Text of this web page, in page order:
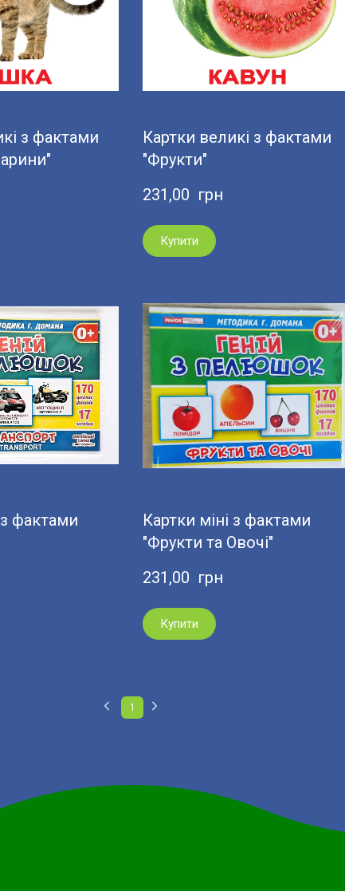
з фактами
Картки великі з фактами
"Фрукти"
231,00  грн
Купити
з фактами
Картки міні з фактами
"Фрукти та Овочі"
231,00  грн
Купити
1